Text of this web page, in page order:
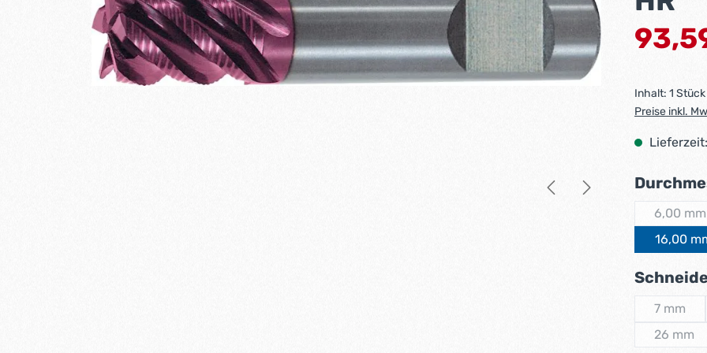
Inhalt: 1 Stück
Preise inkl.
6,00 mm
16,00
7 mm
26 mm